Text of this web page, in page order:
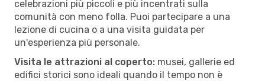
celebrazioni più piccoli e più incentrati sulla
comunità con meno folla. Puoi partecipare a una
lezione di cucina o a una visita guidata per
un'esperienza più personale.
Visita le attrazioni al coperto: musei, gallerie ed
edifici storici sono ideali quando il tempo non è